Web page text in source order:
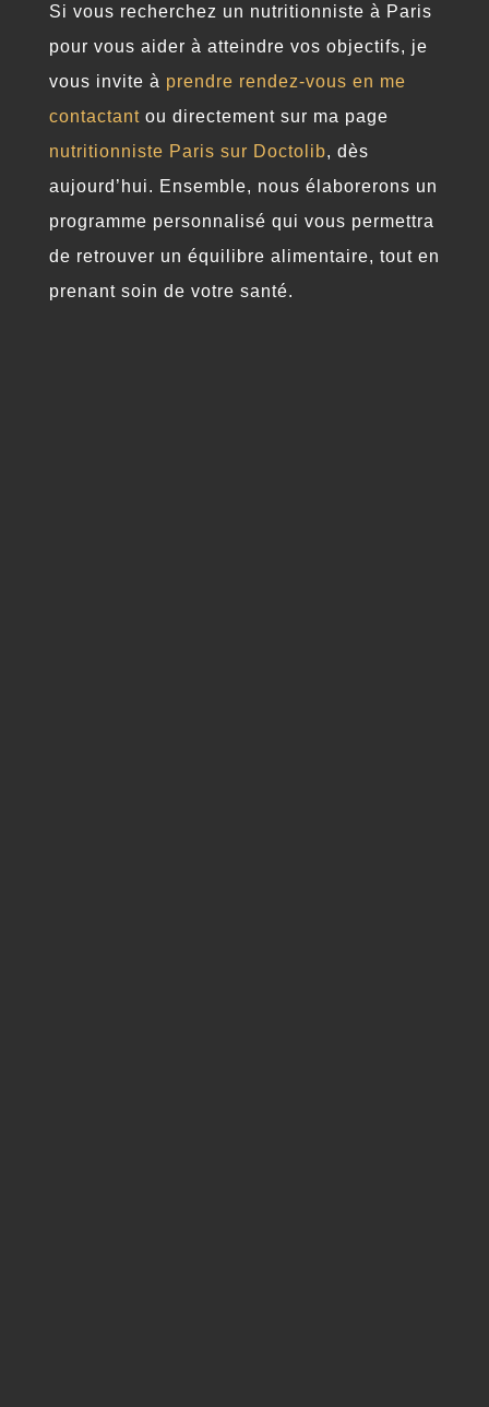
Si vous recherchez un nutritionniste à Paris
pour vous aider à atteindre vos objectifs, je
vous invite à prendre rendez-vous en me
contactantou directement sur ma page
nutritionniste Paris sur Doctolib, dès
aujourd’hui. Ensemble, nous élaborerons un
programme personnalisé qui vous permettra
de retrouver un équilibre alimentaire, tout en
prenant soin de votre santé.